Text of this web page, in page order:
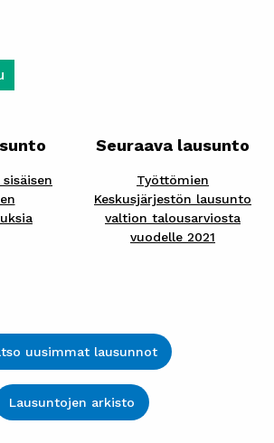
Seuraava lausunto
Työttömien
Keskusjärjestön lausunto
valtion talousarviosta
vuodelle 2021
uusimmat lausunnot
Lausuntojen arkisto